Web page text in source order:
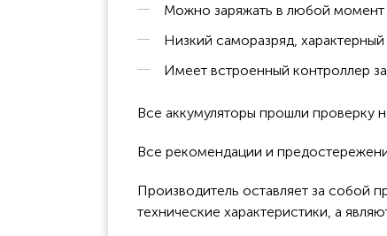
Можно заряжать в любой момент
Низкий саморазряд,
Имеет встроенный контроллер
Все аккумуляторы прошли проверку
Все рекомендации и
Производитель оставляет за собой
технические характеристики, а